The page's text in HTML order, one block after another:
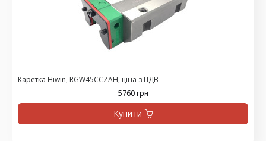
Каретка Hiwin, RGW45CCZAH, ціна з ПДВ
5760 грн
Купити